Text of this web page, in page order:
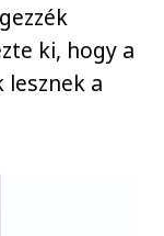
ki, hogy a
a